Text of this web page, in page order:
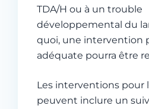
TDA/H ou à un trouble
développemental du
quoi, une intervention
adéquate pourra être
Les interventions pour
peuvent inclure un